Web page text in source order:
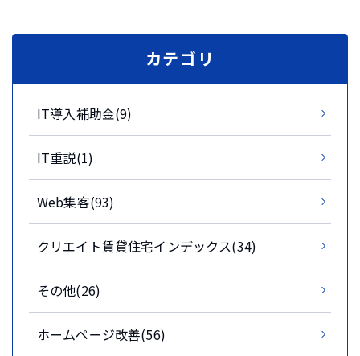
カテゴリ
IT導入補助金(9)
IT重説(1)
Web集客(93)
クリエイト賃貸住宅インデックス(34)
その他(26)
ホームページ改善(56)